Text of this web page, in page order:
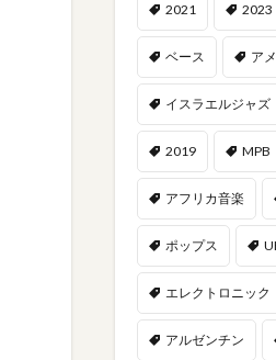
2021 2023
ベース ア
イスラエルジャズ
2019 MPB
アフリカ音楽
ポップス
エレクトロニック
アルゼンチン